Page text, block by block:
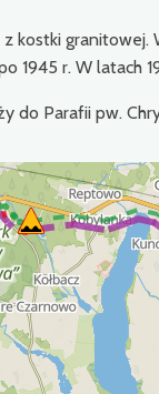
z kostki
1945 r. W latach
do Parafii pw.